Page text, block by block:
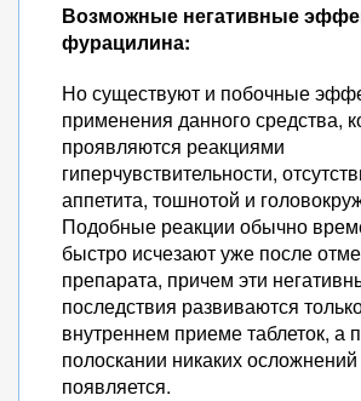
Возможные негативные
фурацилина:
Но существуют и побочные
применения данного средства,
проявляются реакциями
гиперчувствительности,
аппетита, тошнотой и
Подобные реакции обычно
быстро исчезают уже после
препарата, причем эти
последствия развиваются
внутреннем приеме таблеток, а
полоскании никаких
появляется.